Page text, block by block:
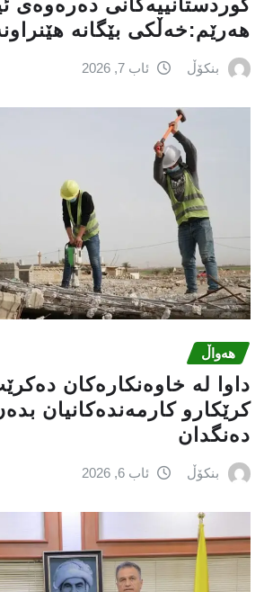
كوردستانییەكانی دەرەوەی
هەرێم:خه‌ڵكی بێگانه‌
بنکۆڵ ئاب 7, 2026
هەواڵ
داوا لە خاوەنکارەکان
کرێکارو کارمەندەکانیان
دەنگدان
بنکۆڵ ئاب 6, 2026